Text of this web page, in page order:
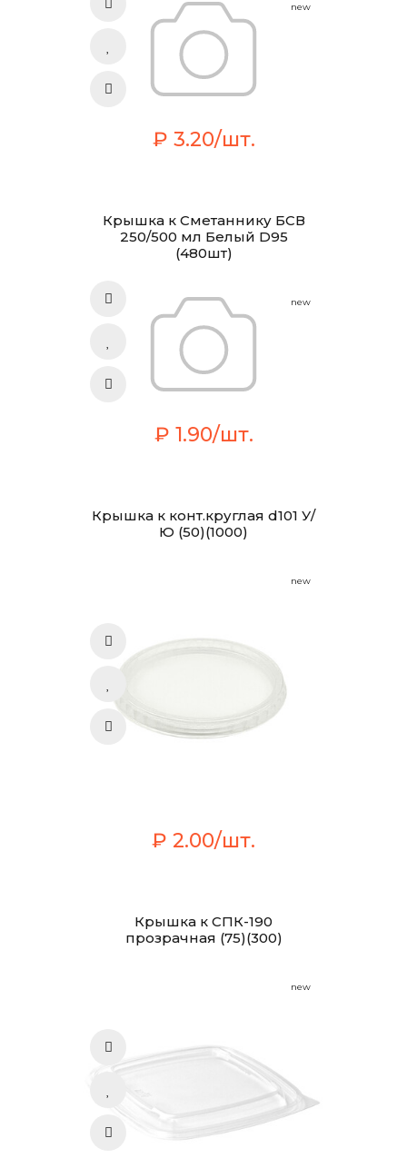
new
₽ 3.20/шт.
Крышка к Сметаннику БСВ
250/500 мл Белый D95
(480шт)
new
₽ 1.90/шт.
Крышка к конт.круглая d101 У/
Ю (50)(1000)
new
₽ 2.00/шт.
Крышка к СПК-190
прозрачная (75)(300)
new